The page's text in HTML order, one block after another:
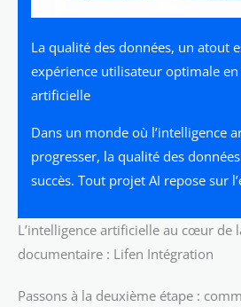
La qualité des données, un atout
expérience utilisateur optimale
artificielle
Dans un monde où l’intelligence
progresser, la qualité des
succès. Tout projet AI repose sur
L’intelligence artificielle au cœur de
documentaire : Lifen Intégration
Passons à la deuxième étape :